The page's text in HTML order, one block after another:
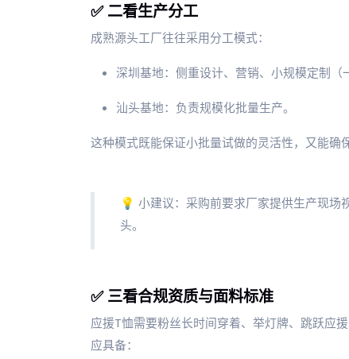
✅ 二看生产分工
成熟源头工厂往往采用分工模式：
深圳基地：侧重设计、营销、小规模定制（
汕头基地：负责规模化批量生产。
这种模式既能保证小批量试做的灵活性，又能确
💡 小建议：采购前要求厂家提供生产现场
头。
✅ 三看合规资质与面料标准
应援T恤需要粉丝长时间穿着、举灯牌、跳跃应
应具备：